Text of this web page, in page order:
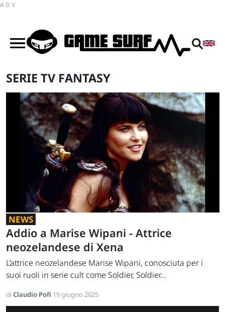
ADV
SERIE TV FANTASY
NEWS
Addio a Marise Wipani - Attrice
neozelandese di Xena
L’attrice neozelandese Marise Wipani, conosciuta per i
suoi ruoli in serie cult come Soldier, Soldier...
di Claudio Pofi 19 giugno 2025